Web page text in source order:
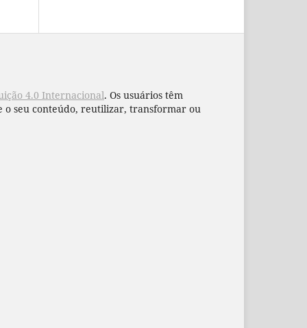
4.0 Internacional. Os usuários têm
o seu conteúdo, reutilizar, transformar ou